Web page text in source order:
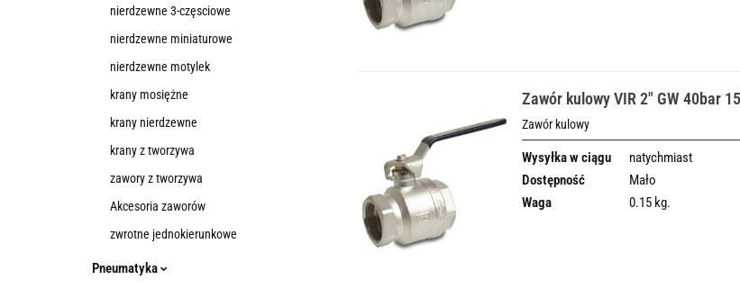
nierdzewne 3-częsciowe
nierdzewne miniaturowe
nierdzewne motylek
krany mosiężne
krany nierdzewne
krany z tworzywa
zawory z tworzywa
Akcesoria zaworów
zwrotne jednokierunkowe
Pneumatyka
Zawór kulowy VIR 2" GW 40bar
Zawór kulowy
Wysyłka w ciągu
natychmiast
Dostępność
Mało
Waga
0.15 kg.